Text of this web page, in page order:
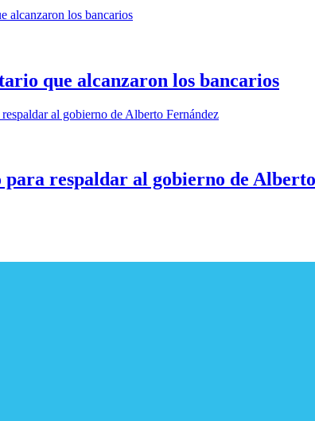
que alcanzaron los bancarios
respaldar al gobierno de